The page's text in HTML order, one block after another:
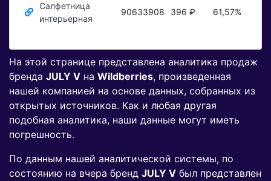
Салфетница
интерьерная
90633908 396 ₽ 61,57%
На этой странице представлена аналитика продаж
бренда JULY V на Wildberries, произведенная
нашей компанией на основе данных, собранных из
открытых источников. Как и любая другая
подобная аналитика, наши данные могут иметь
погрешность.
По данным нашей аналитической системы, по
состоянию на вчера бренд JULY V был представлен